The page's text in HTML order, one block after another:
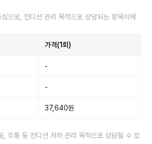
으로, 컨디션 관리 목적으로 상담되는 항목이에
가격(1회)
-
-
37,640원
, 두통 등 컨디션 저하 관리 목적으로 상담될 수 있